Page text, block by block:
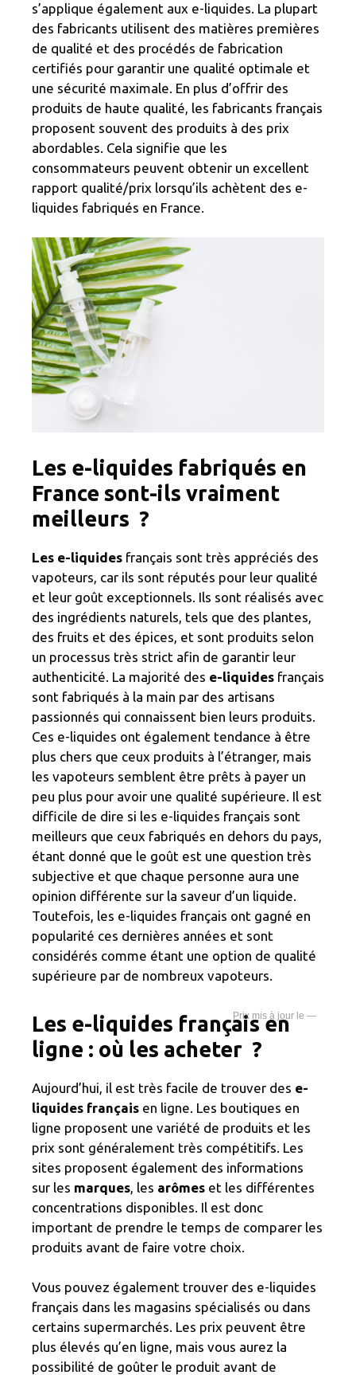
s’applique également aux e-liquides. La plupart
des fabricants utilisent des matières premières
de qualité et des procédés de fabrication
certifiés pour garantir une qualité optimale et
une sécurité maximale. En plus d’offrir des
produits de haute qualité, les fabricants français
proposent souvent des produits à des prix
abordables. Cela signifie que les
consommateurs peuvent obtenir un excellent
rapport qualité/prix lorsqu’ils achètent des e-
liquides fabriqués en France.
Les e-liquides fabriqués en
France sont-ils vraiment
meilleurs ?
Les e-liquides français sont très appréciés des
vapoteurs, car ils sont réputés pour leur qualité
et leur goût exceptionnels. Ils sont réalisés avec
des ingrédients naturels, tels que des plantes,
des fruits et des épices, et sont produits selon
un processus très strict afin de garantir leur
authenticité. La majorité des e-liquides français
sont fabriqués à la main par des artisans
passionnés qui connaissent bien leurs produits.
Ces e-liquides ont également tendance à être
plus chers que ceux produits à l’étranger, mais
les vapoteurs semblent être prêts à payer un
peu plus pour avoir une qualité supérieure. Il est
difficile de dire si les e-liquides français sont
meilleurs que ceux fabriqués en dehors du pays,
étant donné que le goût est une question très
subjective et que chaque personne aura une
opinion différente sur la saveur d’un liquide.
Toutefois, les e-liquides français ont gagné en
popularité ces dernières années et sont
considérés comme étant une option de qualité
supérieure par de nombreux vapoteurs.
—
Les e-liquides français en
ligne : où les acheter ?
Aujourd’hui, il est très facile de trouver des e-
liquides français en ligne. Les boutiques en
ligne proposent une variété de produits et les
prix sont généralement très compétitifs. Les
sites proposent également des informations
sur les marques , les arômes et les différentes
concentrations disponibles. Il est donc
important de prendre le temps de comparer les
produits avant de faire votre choix.
Vous pouvez également trouver des e-liquides
français dans les magasins spécialisés ou dans
certains supermarchés. Les prix peuvent être
plus élevés qu’en ligne, mais vous aurez la
possibilité de goûter le produit avant de